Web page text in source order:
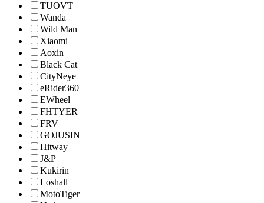
TUOVT
Wanda
Wild Man
Xiaomi
Aoxin
Black Cat
CityNeye
eRider360
EWheel
FHTYER
FRV
GOJUSIN
Hitway
J&P
Kukirin
Loshall
MotoTiger